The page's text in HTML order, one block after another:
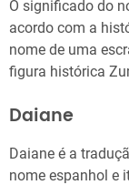
O significado do
acordo com a
nome de uma
figura histórica
Daiane
Daiane é a
nome espanhol e